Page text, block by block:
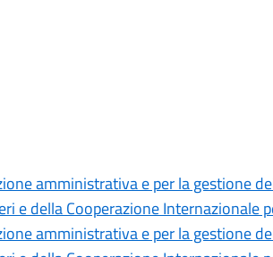
amministrativa e per la gestione
e della Cooperazione Internazionale
amministrativa e per la gestione